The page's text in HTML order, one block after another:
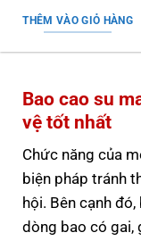
sao
là:
399.000 ₫.
THÊM VÀO GIỎ HÀNG
Bao cao su
vệ tốt nhất
Chức năng của
biện pháp tránh
hội. Bên cạnh
dòng bao có gai,